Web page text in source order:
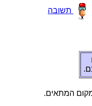
הבושת
עטקב ןמס